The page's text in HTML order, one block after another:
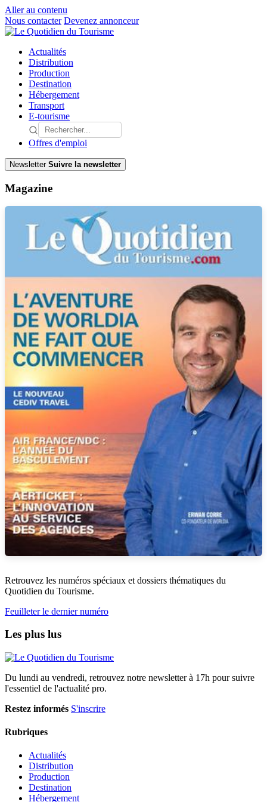
Aller au contenu
Nous contacter Devenez annonceur
Actualités
Distribution
Production
Destination
Hébergement
Transport
E-tourisme
Offres d'emploi
Newsletter Suivre la newsletter
Magazine
Retrouvez les numéros spéciaux et dossiers thématiques du
Quotidien du Tourisme.
Feuilleter le dernier numéro
Les plus lus
Du lundi au vendredi, retrouvez notre newsletter à 17h pour suivre
l'essentiel de l'actualité pro.
Restez informés S'inscrire
Rubriques
Actualités
Distribution
Production
Destination
Hébergement